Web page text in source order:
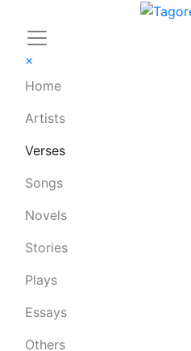
×
Home
Artists
Verses
Songs
Novels
Stories
Plays
Essays
Others